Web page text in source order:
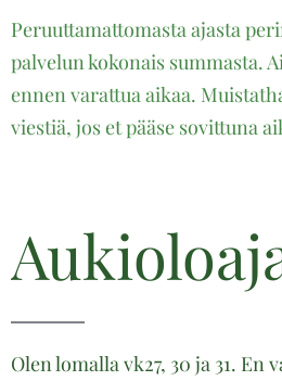
Peruuttamattomasta ajasta
palvelun kokonais summasta.
ennen varattua aikaa.
viestiä, jos et pääse sovittuna
Olen lomalla vk27, 30 ja 31. En